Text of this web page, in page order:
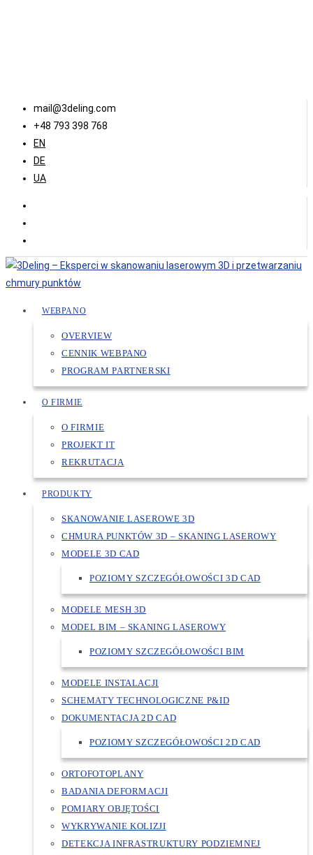
mail@3deling.com
+48 793 398 768
EN
DE
UA
WEBPANO
OVERVIEW
CENNIK WEBPANO
PROGRAM PARTNERSKI
O FIRMIE
O FIRMIE
PROJEKT IT
REKRUTACJA
PRODUKTY
SKANOWANIE LASEROWE 3D
CHMURA PUNKTÓW 3D – SKANING LASEROWY
MODELE 3D CAD
POZIOMY SZCZEGÓŁOWOŚCI 3D CAD
MODELE MESH 3D
MODEL BIM – SKANING LASEROWY
POZIOMY SZCZEGÓŁOWOŚCI BIM
MODELE INSTALACJI
SCHEMATY TECHNOLOGICZNE P&ID
DOKUMENTACJA 2D CAD
POZIOMY SZCZEGÓŁOWOŚCI 2D CAD
ORTOFOTOPLANY
BADANIA DEFORMACJI
POMIARY OBJĘTOŚCI
WYKRYWANIE KOLIZJI
DETEKCJA INFRASTRUKTURY PODZIEMNEJ